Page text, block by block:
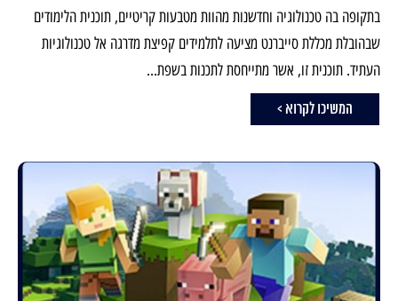
בתקופה בה טכנולוגיה וחדשנות מהוות מטבעות קריטיים, תוכנית הלימודים
שבהובלת מכללת סייברנט מציעה לתלמידים קפיצת מדרגה אל טכנולוגיות
העתיד. תוכנית זו, אשר מתייחסת לתכנות בשפת...
המשיכו לקרוא >